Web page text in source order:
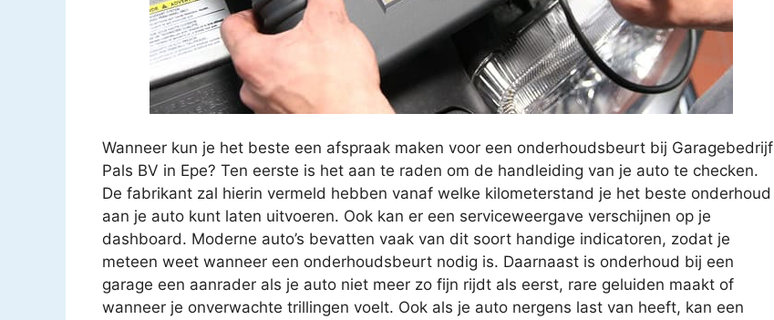
Wanneer kun je het beste een afspraak maken voor een onderhoudsbeurt bij Garagebedrijf
Pals BV in Epe? Ten eerste is het aan te raden om de handleiding van je auto te checken.
De fabrikant zal hierin vermeld hebben vanaf welke kilometerstand je het beste onderhoud
aan je auto kunt laten uitvoeren. Ook kan er een serviceweergave verschijnen op je
dashboard. Moderne auto’s bevatten vaak van dit soort handige indicatoren, zodat je
meteen weet wanneer een onderhoudsbeurt nodig is. Daarnaast is onderhoud bij een
garage een aanrader als je auto niet meer zo fijn rijdt als eerst, rare geluiden maakt of
wanneer je onverwachte trillingen voelt. Ook als je auto nergens last van heeft, kan een